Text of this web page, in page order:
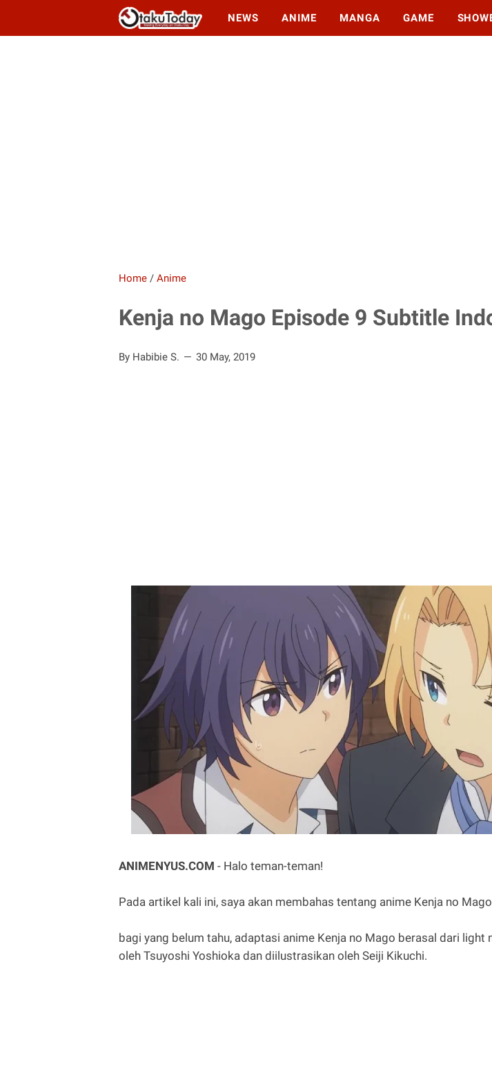
NEWS ANIME MANGA GAME
Home / Anime
Kenja no Mago Episode 9 Subtitle
By Habibie S. 30 May, 2019
ANIMENYUS.COM - Halo teman-teman!
Pada artikel kali ini, saya akan membahas tentang anime Kenja no Mago
bagi yang belum tahu, adaptasi anime Kenja no Mago berasal dari light
oleh Tsuyoshi Yoshioka dan diilustrasikan oleh Seiji Kikuchi.